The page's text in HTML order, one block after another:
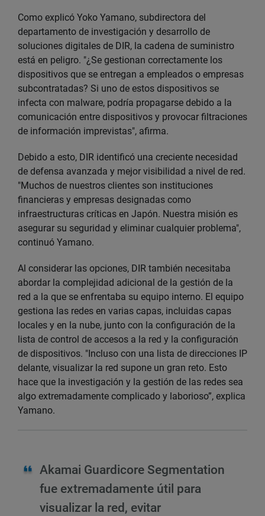
Como explicó Yoko Yamano, subdirectora del
departamento de investigación y desarrollo de
soluciones digitales de DIR, la cadena de suministro
está en peligro. "¿Se gestionan correctamente los
dispositivos que se entregan a empleados o empresas
subcontratadas? Si uno de estos dispositivos se
infecta con malware, podría propagarse debido a la
comunicación entre dispositivos y provocar filtraciones
de información imprevistas", afirma.
Debido a esto, DIR identificó una creciente necesidad
de defensa avanzada y mejor visibilidad a nivel de red.
"Muchos de nuestros clientes son instituciones
financieras y empresas designadas como
infraestructuras críticas en Japón. Nuestra misión es
asegurar su seguridad y eliminar cualquier problema",
continuó Yamano.
Al considerar las opciones, DIR también necesitaba
abordar la complejidad adicional de la gestión de la
red a la que se enfrentaba su equipo interno. El equipo
gestiona las redes en varias capas, incluidas capas
locales y en la nube, junto con la configuración de la
lista de control de accesos a la red y la configuración
de dispositivos. "Incluso con una lista de direcciones IP
delante, visualizar la red supone un gran reto. Esto
hace que la investigación y la gestión de las redes sea
algo extremadamente complicado y laborioso”, explica
Yamano.
Akamai Guardicore Segmentation
fue extremadamente útil para
visualizar la red, evitar